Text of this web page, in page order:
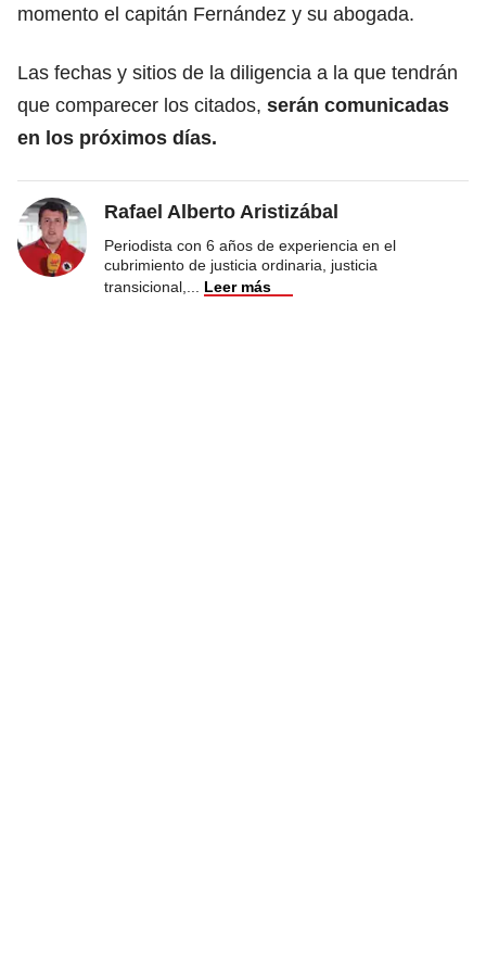
momento el capitán Fernández y su abogada.
Las fechas y sitios de la diligencia a la que tendrán
que comparecer los citados, serán comunicadas
en los próximos días.
Rafael Alberto Aristizábal
Periodista con 6 años de experiencia en el
cubrimiento de justicia ordinaria, justicia
transicional,
Leer más